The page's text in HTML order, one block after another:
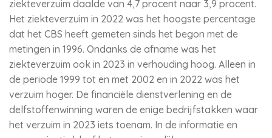
ziekteverzuim daalde van 4,7 procent naar 3,9 procent.
Het ziekteverzuim in 2022 was het hoogste percentage
dat het CBS heeft gemeten sinds het begon met de
metingen in 1996. Ondanks de afname was het
ziekteverzuim ook in 2023 in verhouding hoog. Alleen in
de periode 1999 tot en met 2002 en in 2022 was het
verzuim hoger. De financiële dienstverlening en de
delfstoffenwinning waren de enige bedrijfstakken waar
het verzuim in 2023 iets toenam. In de informatie en